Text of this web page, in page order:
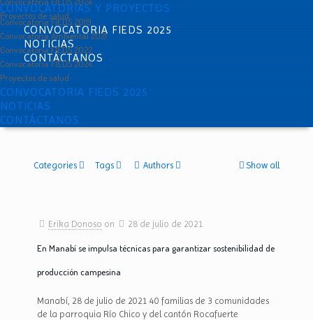
Proyectos de salud
CONVOCATORIA FIEDS 2025
NOTICIAS
CONTÁCTANOS
CONVOCATORIAS Y PROYECTOS
Convocatoria FIEDS 2019
Convocatoria Ambiental 2021
Convocatoria FIEDS 2022
Convocatoria FIEDS 2024
Proyectos de salud
CONVOCATORIA FIEDS 2025
NOTICIAS
CONTÁCTANOS
Categories Tags Authors Show all
Erika Donoso on 28 de julio de 2021
En Manabí se impulsa técnicas para garantizar sostenibilidad de
producción campesina
Manabí, 28 de julio de 2021 40 familias de 3 comunidades
de la parroquia Río Chico y del cantón Rocafuerte